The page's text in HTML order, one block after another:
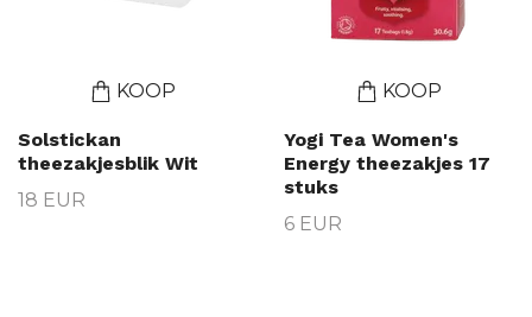
KOOP
Solstickan
theezakjesblik Wit
18 EUR
KOOP
Yogi Tea Women's
Energy theezakjes 17
stuks
6 EUR